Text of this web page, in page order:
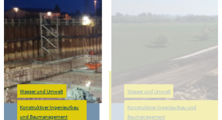
Wasser und Umwelt
Konstruktiver Ingenieurbau
und Baumanagement
Wasser und Umwelt
Konstruktiver Ingenieurbau und
Baumanagement